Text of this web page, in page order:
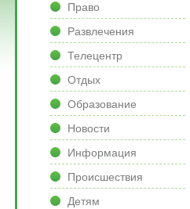
Право
Развлечения
Телецентр
Отдых
Образование
Новости
Информация
Происшествия
Детям